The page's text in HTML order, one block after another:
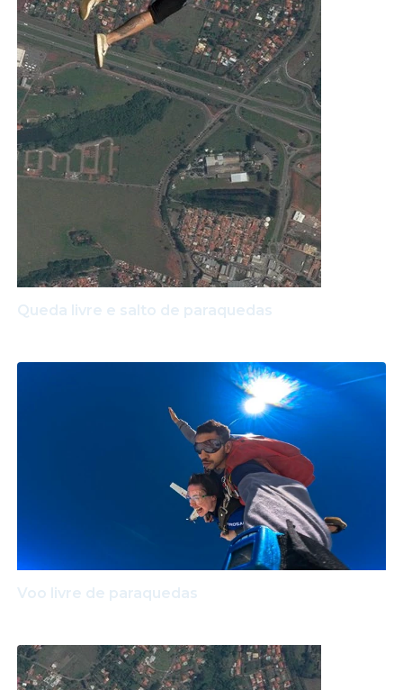
Queda livre e salto de paraquedas
Voo livre de paraquedas